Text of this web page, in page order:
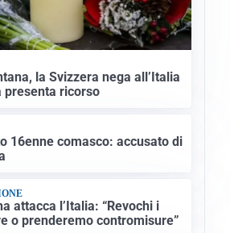
la Svizzera nega all’Italia
presenta ricorso
16enne comasco: accusato di
attacca l’Italia: “Revochi i
o prenderemo contromisure”